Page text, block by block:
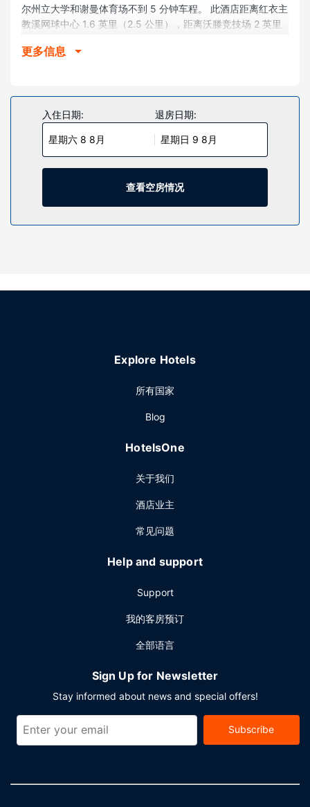
尔州立大学和谢曼体育场不到 5 分钟车程。 此酒店距离红衣主
教溪网球中心 1.6 英里（2.5 公里），距离沃滕竞技场 2 英里
客房
网，方便您与朋友保持联系；另提供有线频道，可满足您的娱
乐需求。配备淋浴/盆浴组合的私人浴室提供免费洗浴用品和吹
风机。便利设施包括电话，以及保险箱和书桌。
物业设施
不要错过室内游泳池和24 小时健身中心等众多度假设施。
您可以到服务曼西万豪费尔菲尔德套房酒店住客的小吃吧/熟食
店随便找点吃的。免费自助早餐供应时间为：周一至周五
更多信息
入住日期:
星期六 8 8月
退房日期:
星期日 9 8月
查看空房情况
Explore Hotels
所有国家
Blog
HotelsOne
关于我们
酒店业主
常见问题
Help and support
Support
我的客房预订
全部语言
Sign Up for Newsletter
Stay informed about news and special offers!
Subscribe